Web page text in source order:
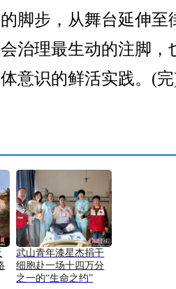
脚步，从舞台延伸至
治理最生动的注脚，
意识的鲜活实践。(
武山青年漆星杰捐干
细胞赴一场十四万分
之一的“生命之约”